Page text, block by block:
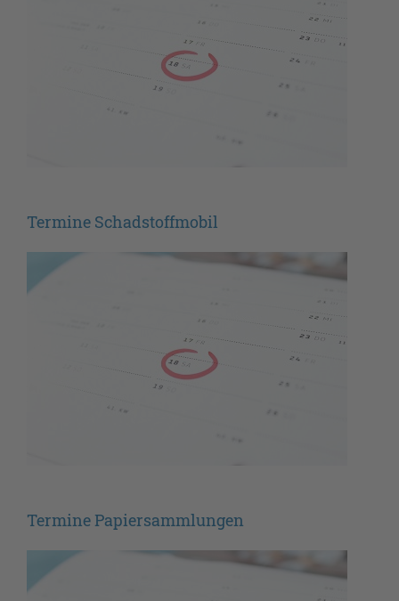
Termine Schadstoffmobil
Termine Papiersammlungen